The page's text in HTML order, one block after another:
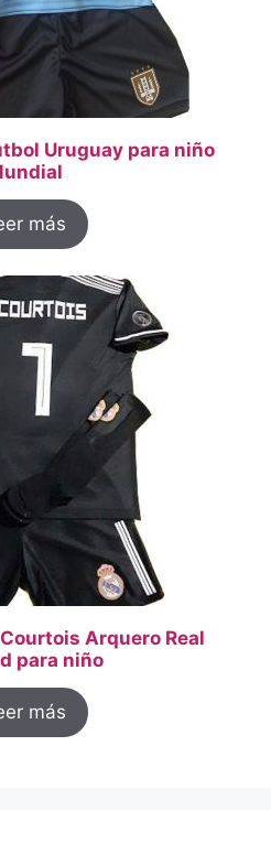
Uruguay para niño
más
Arquero Real
para niño
más